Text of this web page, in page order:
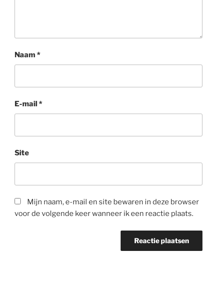
Naam*
E-mail *
Site
Mijn naam, e-mail en site bewaren in deze browser
voor de volgende keer wanneer ik een reactie plaats.